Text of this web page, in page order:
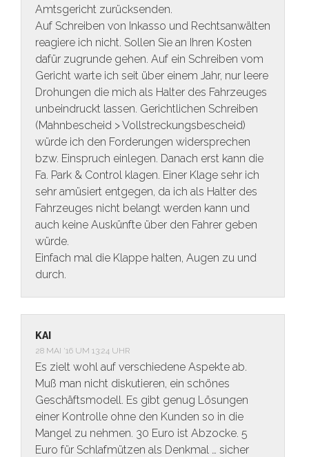
Amtsgericht zurücksenden.
Auf Schreiben von Inkasso und Rechtsanwälten
reagiere ich nicht. Sollen Sie an Ihren Kosten
dafür zugrunde gehen. Auf ein Schreiben vom
Gericht warte ich seit über einem Jahr, nur leere
Drohungen die mich als Halter des Fahrzeuges
unbeindruckt lassen. Gerichtlichen Schreiben
(Mahnbescheid > Vollstreckungsbescheid)
würde ich den Forderungen widersprechen
bzw. Einspruch einlegen. Danach erst kann die
Fa. Park & Control klagen. Einer Klage sehr ich
sehr amüsiert entgegen, da ich als Halter des
Fahrzeuges nicht belangt werden kann und
auch keine Auskünfte über den Fahrer geben
würde.
Einfach mal die Klappe halten, Augen zu und
durch.
KAI
28 MAI ’16 UM 13:24 UHR
Es zielt wohl auf verschiedene Aspekte ab.
Muß man nicht diskutieren, ein schönes
Geschäftsmodell. Es gibt genug Lösungen
einer Kontrolle ohne den Kunden so in die
Mangel zu nehmen. 30 Euro ist Abzocke. 5
Euro für Schlafmützen als Denkmal … sicher